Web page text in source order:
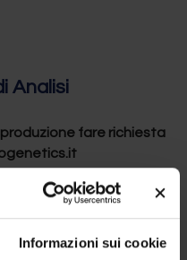
Informazioni sui cookie
Analisi
fare richiesta